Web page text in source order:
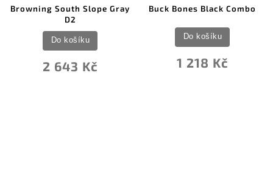
Browning South Slope Gray
D2
2 643 Kč
Do košíku
Buck Bones Black Combo
1 218 Kč
Do košíku